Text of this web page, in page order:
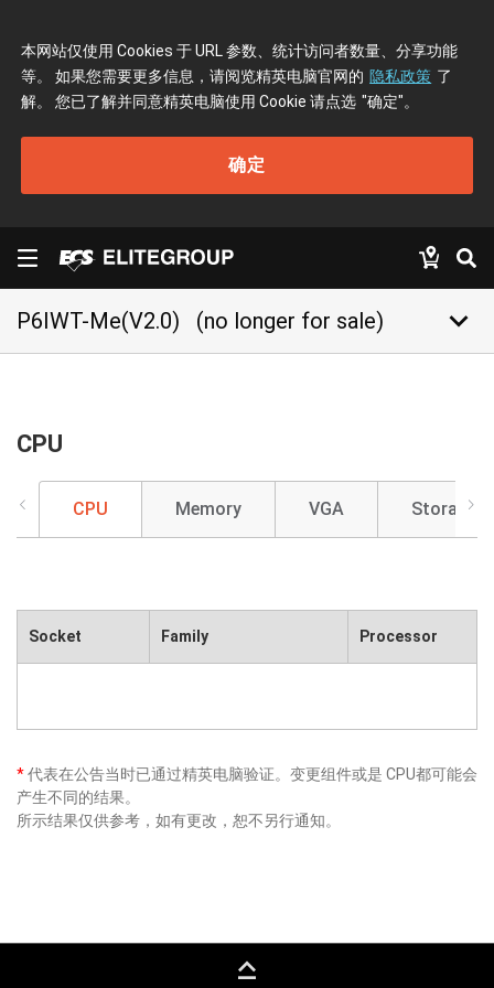
本网站仅使用 Cookies 于 URL 参数、统计访问者数量、分享功能
等。 如果您需要更多信息，请阅览精英电脑官网的 隐私政策 了
解。 您已了解并同意精英电脑使用 Cookie 请点选 "确定"。
确定
P6IWT-Me(V2.0) (no longer for sale) keyboard_arrow_down
CPU
CPU Memory VGA Storage
Socket Family Processor
*代表在公告当时已通过精英电脑验证。变更组件或是 CPU都可能会
产生不同的结果。
所示结果仅供参考，如有更改，恕不另行通知。
keyboard_capslock